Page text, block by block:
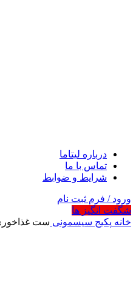
درباره لیتاما
تماس با ما
شرایط و ضوابط
ورود / فرم ثبت نام
شگفت انگیز ها
خانه پکیج سیسمونی ست غذاخوری ۳ تکه تویست‌ شیک رنگ